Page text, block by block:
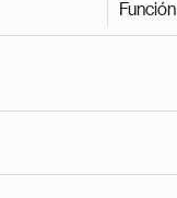
Función